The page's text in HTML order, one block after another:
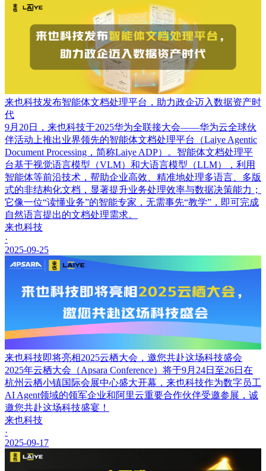
来也科技发布智能体文档处理平台，助力政企迈入数据资产时
代
9月20日，来也科技于2025华为全联接大会——华为云全球伙
伴活动上推出业界领先的智能体文档处理平台（Laiye Agentic
Document Processing，简称Laiye ADP）。智能体文档处理平
台基于视觉语言模型（VLM）和大语言模型（LLM），利用
智能体等前沿技术，帮助企业高效、精准地处理多语言、多版
式的非结构化文档，显著提升业务处理效率与数据决策能力；
它像一位“读懂业务”的智能专家，无需事先“教学”，即可完成
自然语言提出的文档处理需求。
来也科技
·
2025-09-25
来也科技即将亮相2025云栖大会，邀您共赴这场科技盛会
2025年云栖大会（Apsara Conference）将于9月24日至26日在
杭州云栖小镇国际会展中心盛大开幕，来也科技作为数字员工
AI Agent领域的领军企业和阿里云重要合作伙伴受邀参展，诚
邀您共赴这场科技盛宴！
来也科技
·
2025-09-17